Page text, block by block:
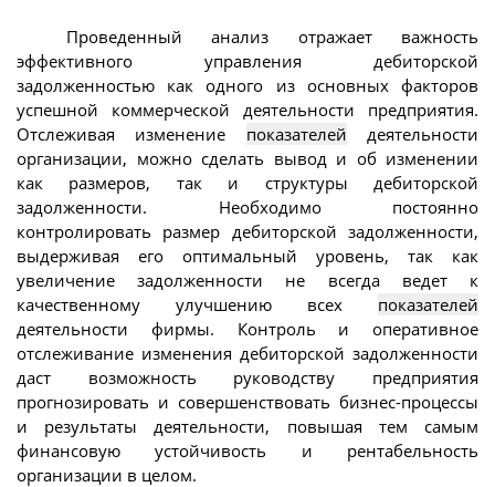
Проведенный анализ отражает важность
эффективного управления дебиторской
задолженностью как одного из основных факторов
успешной коммерческой деятельности предприятия.
Отслеживая изменение показателей деятельности
организации, можно сделать вывод и об изменении
как размеров, так и структуры дебиторской
задолженности. Необходимо постоянно
контролировать размер дебиторской задолженности,
выдерживая его оптимальный уровень, так как
увеличение задолженности не всегда ведет к
качественному улучшению всех показателей
деятельности фирмы. Контроль и оперативное
отслеживание изменения дебиторской задолженности
даст возможность руководству предприятия
прогнозировать и совершенствовать бизнес-процессы
и результаты деятельности, повышая тем самым
финансовую устойчивость и рентабельность
организации в целом.